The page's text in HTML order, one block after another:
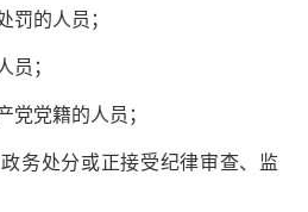
罚的人员；
员；
党党籍的人员；
务处分或正接受纪律审查、监